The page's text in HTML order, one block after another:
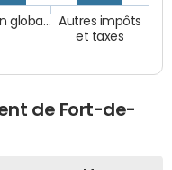
Autres impôts
et taxes
globa…
de Fort-de-